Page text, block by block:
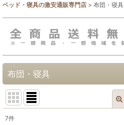
ベッド・寝具の激安通販専門店 > 布団・寝具
布団・寝具
7件